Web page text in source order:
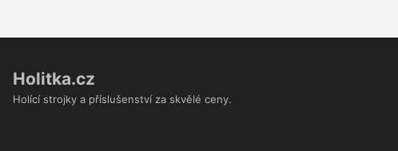
Holitka.cz
Holící strojky a příslušenství za skvělé ceny.